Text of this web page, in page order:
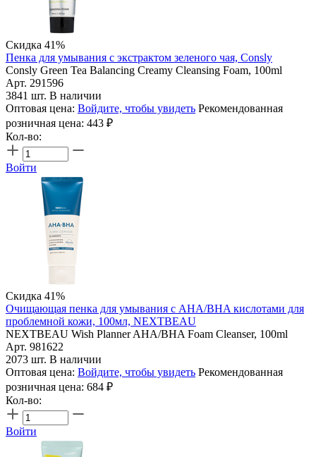
Скидка 41%
Пенка для умывания с экстрактом зеленого чая, Consly
Consly Green Tea Balancing Creamy Cleansing Foam, 100ml
Арт. 291596
3841 шт. В наличии
Оптовая цена: Войдите, чтобы увидеть Рекомендованная
розничная цена: 443 ₽
Кол-во:
Войти
Скидка 41%
Очищающая пенка для умывания с AHA/BHA кислотами для
проблемной кожи, 100мл, NEXTBEAU
NEXTBEAU Wish Planner AHA/BHA Foam Cleanser, 100ml
Арт. 981622
2073 шт. В наличии
Оптовая цена: Войдите, чтобы увидеть Рекомендованная
розничная цена: 684 ₽
Кол-во:
Войти